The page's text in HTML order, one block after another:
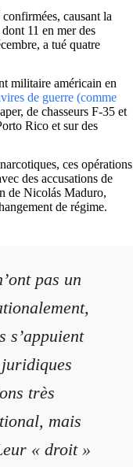
causant la
11 en mer des
a tué quatre
militaire américain en
de guerre (comme
de chasseurs F-35 et
Rico et sur des
ces opérations
des accusations de
de Nicolás Maduro,
de régime.
pas un
s’appuient
très
mais
« droit »